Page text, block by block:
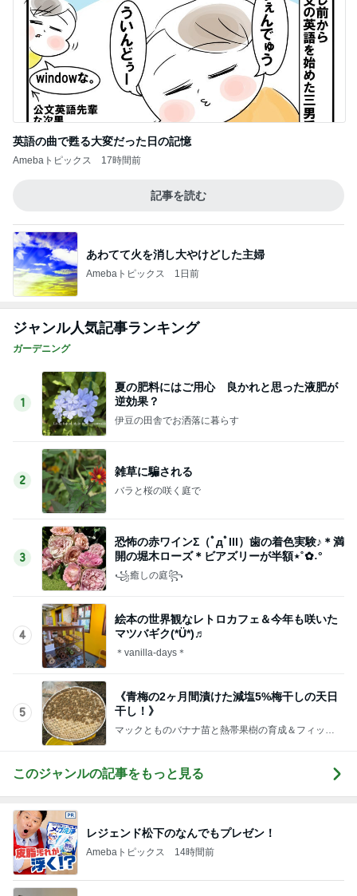
英語の曲で甦る大変だった日の記憶
Amebaトピックス 17時間前
記事を読む
あわてて火を消し大やけどした主婦
Amebaトピックス 1日前
ジャンル人気記事ランキング
ガーデニング
1
夏の肥料にはご用心 良かれと思った液肥が
逆効果？
伊豆の田舎でお洒落に暮らす
2
雑草に騙される
バラと桜の咲く庭で
3
恐怖の赤ワインΣ（ﾟдﾟlll）歯の着色実験♪＊満
開の堀木ローズ＊ビアズリーが半額⋆˚✿˖°
꧁癒しの庭꧂
4
絵本の世界観なレトロカフェ＆今年も咲いた
マツバギク(*Ü*)♬
＊vanilla-days＊
5
《青梅の2ヶ月間漬けた減塩5%梅干しの天日
干し！》
マックとものバナナ苗と熱帯果樹の育成＆フィッシ
このジャンルの記事をもっと見る
レジェンド松下のなんでもプレゼン！
Amebaトピックス 14時間前